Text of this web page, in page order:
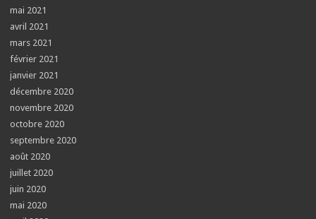
mai 2021
avril 2021
mars 2021
février 2021
janvier 2021
décembre 2020
novembre 2020
octobre 2020
septembre 2020
août 2020
juillet 2020
juin 2020
mai 2020